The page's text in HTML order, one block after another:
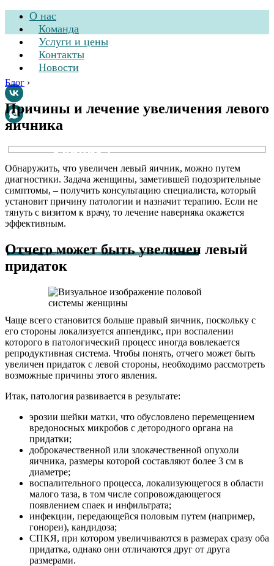
О нас
Команда
Услуги и цены
Контакты
Новости
Стоматологическая
клиника
Блог ›
Причины и лечение увеличения левого
яичника
Обнаружить, что увеличен левый яичник, можно путем
диагностики. Задача женщины, заметившей подозрительные
симптомы, – получить консультацию специалиста, который
установит причину патологии и назначит терапию. Если не
тянуть с визитом к врачу, то лечение наверняка окажется
эффективным.
Отчего может быть увеличен левый
придаток
Чаще всего становится больше правый яичник, поскольку с
его стороны локализуется аппендикс, при воспалении
которого в патологический процесс иногда вовлекается
репродуктивная система. Чтобы понять, отчего может быть
увеличен придаток с левой стороны, необходимо рассмотреть
возможные причины этого явления.
Итак, патология развивается в результате:
эрозии шейки матки, что обусловлено перемещением
вредоносных микробов с детородного органа на
придатки;
доброкачественной или злокачественной опухоли
яичника, размеры которой составляют более 3 см в
диаметре;
воспалительного процесса, локализующегося в области
малого таза, в том числе сопровождающегося
появлением спаек и инфильтрата;
инфекции, передающейся половым путем (например,
гонореи), кандидоза;
СПКЯ, при котором увеличиваются в размерах сразу оба
придатка, однако они отличаются друг от друга
размерами.